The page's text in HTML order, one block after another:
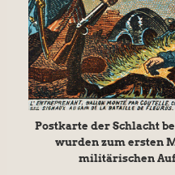
Postkarte der Schlacht
wurden zum ersten
militärischen